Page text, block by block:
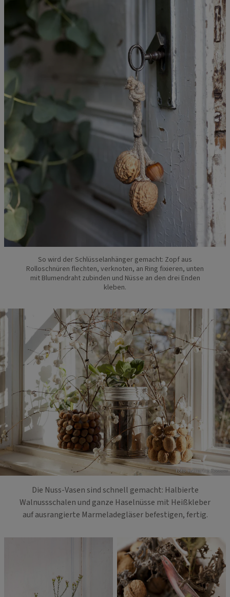
So wird der Schlüsselanhänger gemacht: Zopf aus
Rolloschnüren flechten, verknoten, an Ring fixieren, unten
mit Blumendraht zubinden und Nüsse an den drei Enden
kleben.
Foto: Katharina Gossow
Die Nuss-Vasen sind schnell gemacht: Halbierte
Walnussschalen und ganze Haselnüsse mit Heißkleber
auf ausrangierte Marmeladegläser befestigen, fertig.